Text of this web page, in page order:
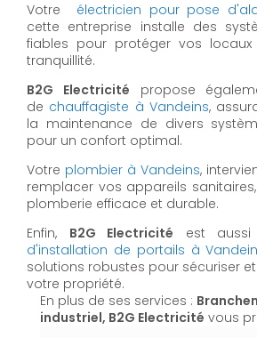
Votre électricien pour pose
cette entreprise installe des
fiables pour protéger vos
tranquillité.
B2G Electricité propose
de chauffagiste à Vandeins,
la maintenance de divers
pour un confort optimal.
Votre plombier à Vandeins,
remplacer vos appareils
plomberie efficace et durable.
Enfin, B2G Electricité est
d'installation de portails à
solutions robustes pour sécuriser
votre propriété.
En plus de ses services :
industriel, B2G Electricité vous